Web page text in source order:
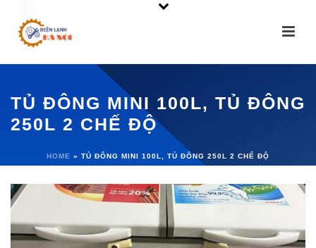
TỦ ĐÔNG MINI 100L, TỦ ĐÔNG
250L 2 CHẾ ĐỘ
HOME » TỦ ĐÔNG MINI 100L, TỦ ĐÔNG 250L 2 CHẾ ĐỘ